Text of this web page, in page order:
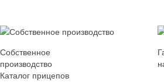
Собственное
производство
Каталог прицепов